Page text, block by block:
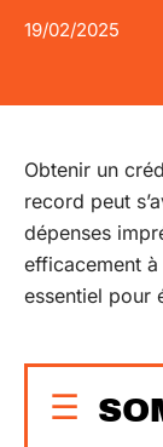
19/02/2025
Obtenir un
record peut
dépenses
efficacement
essentiel pour